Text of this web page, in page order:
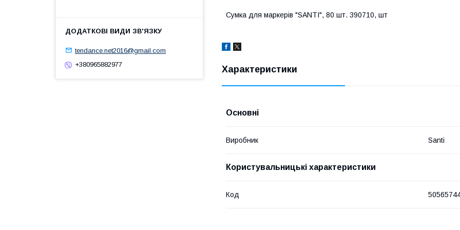
Сумка для маркерів "SANTI", 80 шт. 390710, шт
Характеристики
Основні
Виробник Santi
Користувальницькі характеристики
Код
tendance.net2016@gmail.com
+380965882977